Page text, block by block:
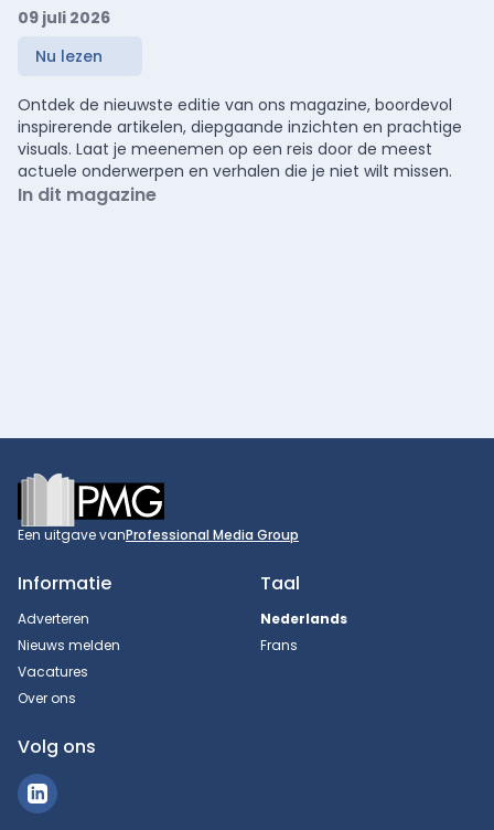
09 juli 2026
Nu lezen
Ontdek de nieuwste editie van ons magazine, boordevol
inspirerende artikelen, diepgaande inzichten en prachtige
visuals. Laat je meenemen op een reis door de meest
actuele onderwerpen en verhalen die je niet wilt missen.
In dit magazine
Footer
Een uitgave vanProfessional Media Group
Informatie
Adverteren
Nieuws melden
Vacatures
Over ons
Taal
Nederlands
Frans
Volg ons